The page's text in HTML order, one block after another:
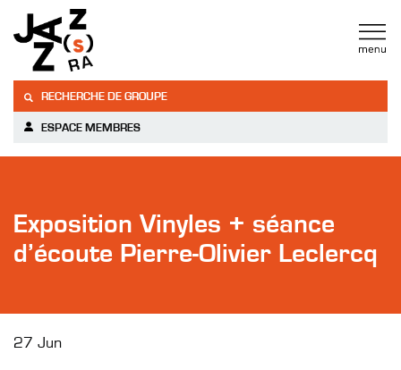
RECHERCHE DE GROUPE
ESPACE MEMBRES
Exposition Vinyles + séance
d’écoute Pierre-Olivier Leclercq
27 Jun